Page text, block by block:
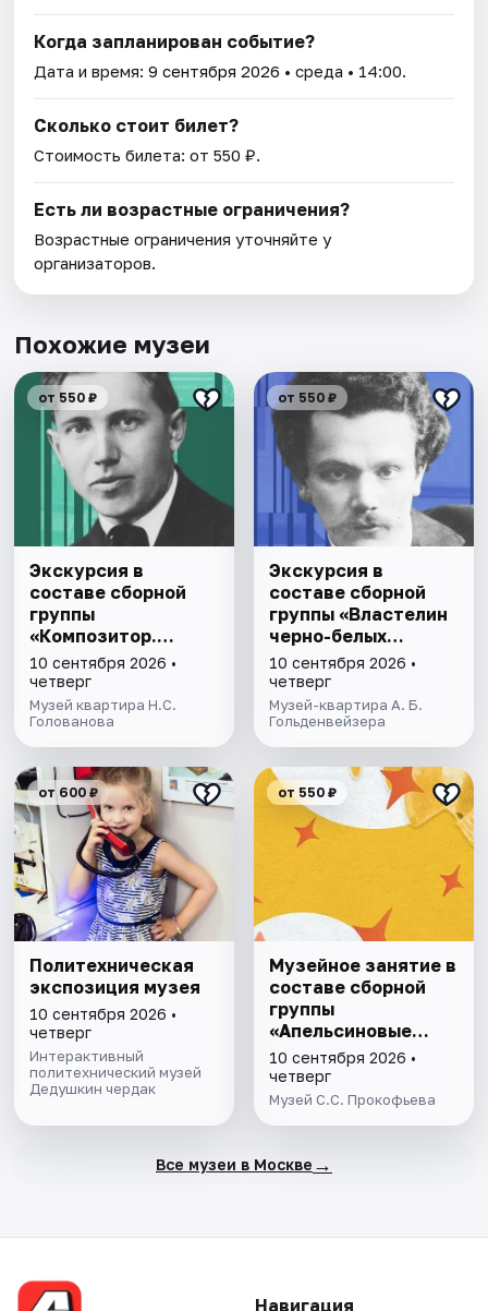
Когда запланирован событие?
Дата и время:9 сентября 2026 • среда • 14:00.
Сколько стоит билет?
Стоимость билета: от 550 ₽.
Есть ли возрастные ограничения?
Возрастные ограничения уточняйте у
организаторов.
Похожие музеи
от 550 ₽
Экскурсия в
составе сборной
группы
«Композитор.
Дирижер.
Коллекционер»
10 сентября 2026 •
четверг
Музей квартира Н.С.
Голованова
от 550 ₽
Экскурсия в
составе сборной
группы «Властелин
черно-белых
клавиш»
10 сентября 2026 •
четверг
Музей-квартира А. Б.
Гольденвейзера
от 600 ₽
Политехническая
экспозиция музея
10 сентября 2026 •
четверг
Интерактивный
политехнический музей
Дедушкин чердак
от 550 ₽
Музейное занятие в
составе сборной
группы
«Апельсиновые
истории»
10 сентября 2026 •
четверг
Музей С.С. Прокофьева
Все музеи в Москве →
Навигация